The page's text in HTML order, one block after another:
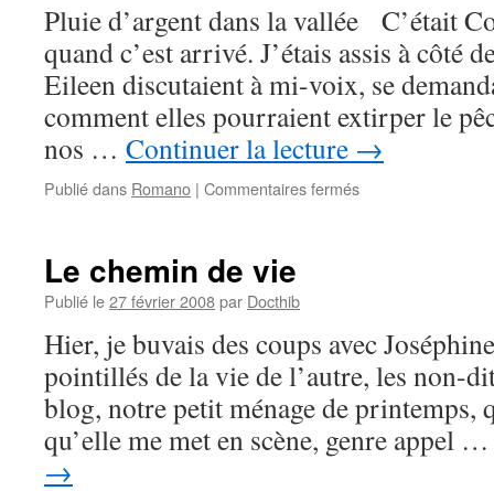
Pluie d’argent dans la vallée C’était
quand c’est arrivé. J’étais assis à côté
Eileen discutaient à mi-voix, se
comment elles pourraient extirper le
nos … Continuer la lecture →
Publié dans Romano | Commentaires ferméssur
#2
Le chemin de vie
Publié le27 février 2008par Docthib
Hier, je buvais des coups avec
pointillés de la vie de l’autre, les non-
blog, notre petit ménage de printemps,
qu’elle me met en scène, genre appel
→